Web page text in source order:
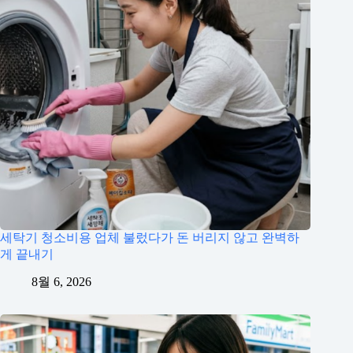
세탁기 청소비용 업체 불렀다가 돈 버리지 않고 완벽하
게 끝내기
8월 6, 2026